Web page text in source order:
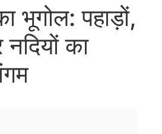
भूगोल: पहाड़ों,
का